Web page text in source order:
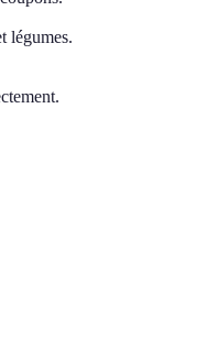
légumes.